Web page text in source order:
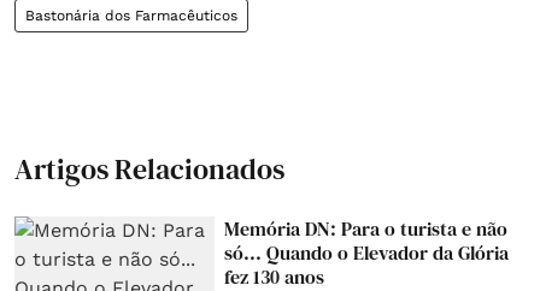
Bastonária dos Farmacêuticos
Artigos Relacionados
Memória DN: Para o turista e não
só... Quando o Elevador da Glória
fez 130 anos